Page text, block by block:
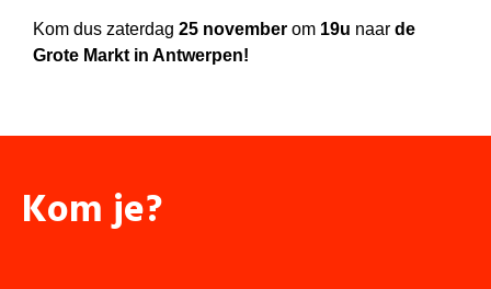
Kom dus zaterdag25 november om 19u naarde
Grote Markt in Antwerpen!
Kom je?